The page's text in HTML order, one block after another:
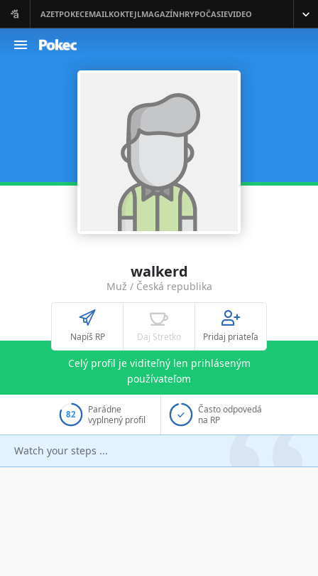
walkerd
Muž / Česká republika
Napíš RP Daj Stretko Pridaj priateľa
Celý profil je viditeľný len prihláseným
používateľom
82
Parádne
vyplnený profil
Často odpovedá
na RP
Watch your steps ...